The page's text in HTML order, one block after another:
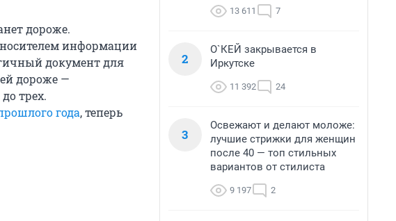
дороже.
информации
документ для
дороже —
трех.
года, теперь
13 611 7
2
О`КЕЙ закрывается в
Иркутске
11 392 24
3
Освежают и делают моложе:
лучшие стрижки для женщин
после 40 — топ стильных
вариантов от стилиста
9 197 2